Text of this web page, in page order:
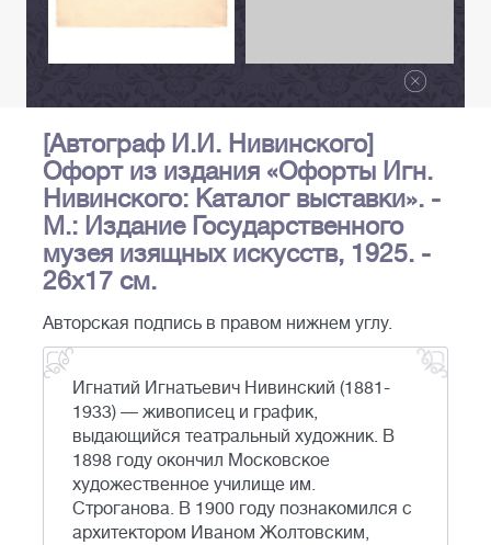
[Автограф И.И. Нивинского]
Офорт из издания «Офорты Игн.
Нивинского: Каталог выставки». -
М.: Издание Государственного
музея изящных искусств, 1925. -
26х17 см.
Авторская подпись в правом нижнем углу.
Игнатий Игнатьевич Нивинский (1881-
1933) — живописец и график,
выдающийся театральный художник. В
1898 году окончил Московское
художественное училище им.
Строганова. В 1900 году познакомился с
архитектором Иваном Жолтовским,